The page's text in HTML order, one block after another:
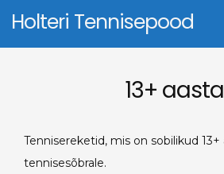
Holteri Tennisepood
13+
Tennisereketid, mis on sobilikud 13+
tennisesõbrale.